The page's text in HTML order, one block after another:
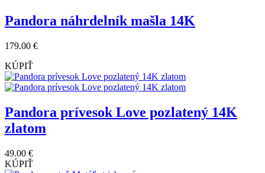
Pandora náhrdelník mašla 14K
179.00 €
KÚPIŤ
Pandora prívesok Love pozlatený 14K
zlatom
49.00 €
KÚPIŤ